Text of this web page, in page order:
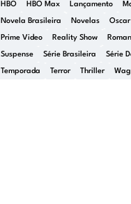
HBO HBO Max Lançamento
Novela Brasileira Novelas Oscar
Prime Video Reality Show
Suspense Série Brasileira Série
Temporada Terror Thriller